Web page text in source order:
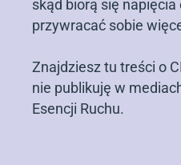
skąd biorą się
przywracać sobie
Znajdziesz tu treści o
nie publikuję w
Esencji Ruchu.